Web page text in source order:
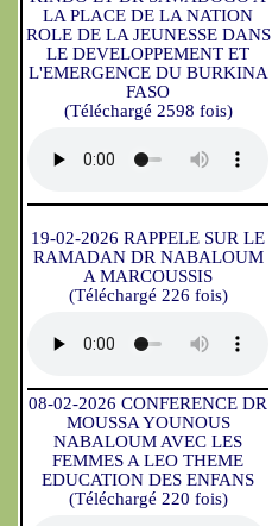
LA PLACE DE LA NATION
ROLE DE LA JEUNESSE DANS
LE DEVELOPPEMENT ET
L'EMERGENCE DU BURKINA
FASO
(Téléchargé 2598 fois)
19-02-2026 RAPPELE SUR LE
RAMADAN DR NABALOUM
A MARCOUSSIS
(Téléchargé 226 fois)
08-02-2026 CONFERENCE DR
MOUSSA YOUNOUS
NABALOUM AVEC LES
FEMMES A LEO THEME
EDUCATION DES ENFANS
(Téléchargé 220 fois)